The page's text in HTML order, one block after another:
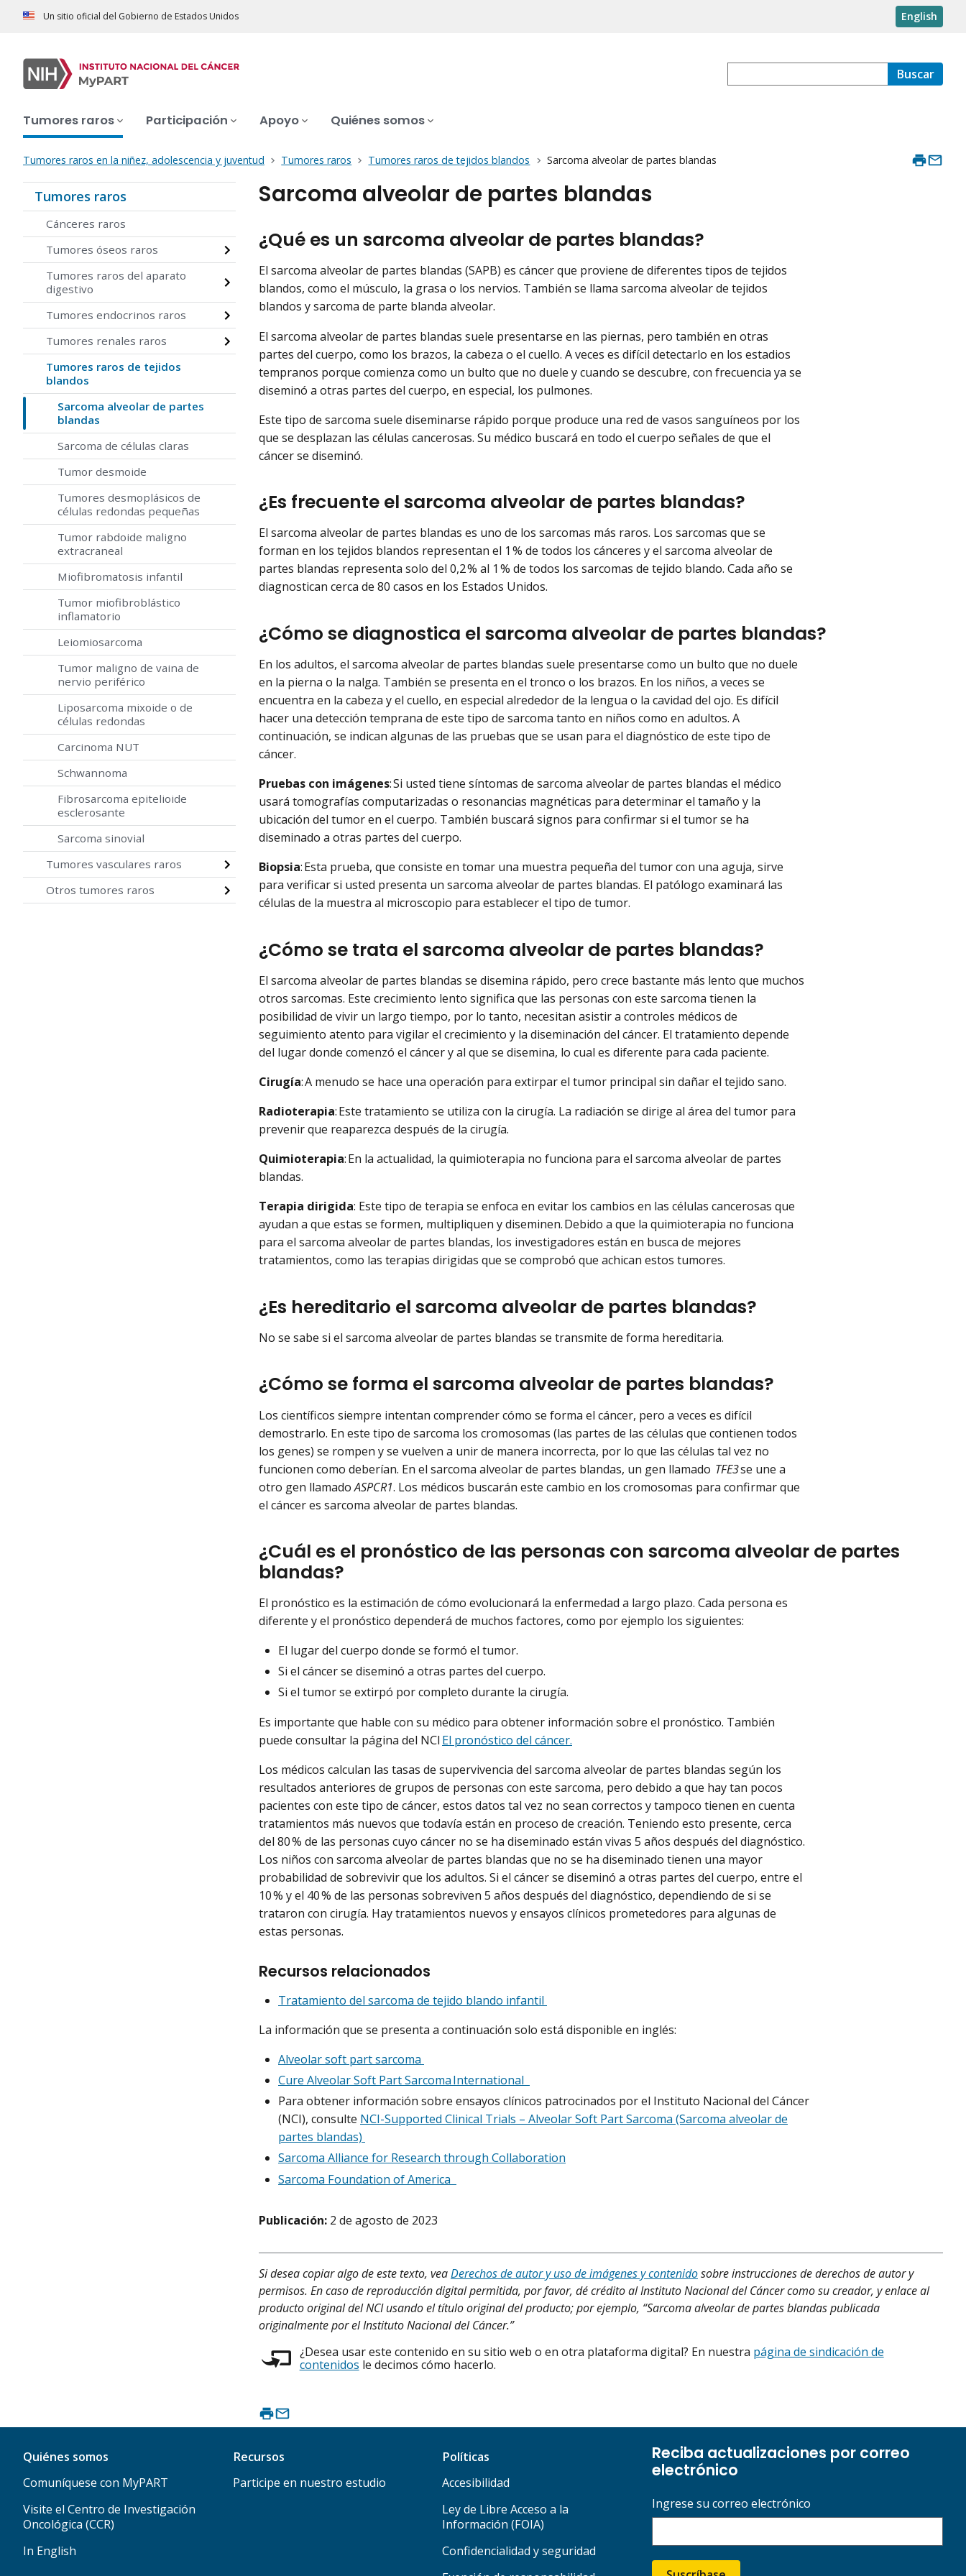
Un sitio oficial del Gobierno de Estados Unidos English
Buscar
Tumores raros Participación Apoyo Quiénes somos
Tumores raros en la niñez, adolescencia y juventud Tumores raros Tumores raros de tejidos blandos Sarcoma alveolar de partes blandas
Tumores raros
Cánceres raros
Tumores óseos raros
Tumores raros del aparato
digestivo
Tumores endocrinos raros
Tumores renales raros
Tumores raros de tejidos
blandos
Sarcoma alveolar de partes
blandas
Sarcoma de células claras
Tumor desmoide
Tumores desmoplásicos de
células redondas pequeñas
Tumor rabdoide maligno
extracraneal
Miofibromatosis infantil
Tumor miofibroblástico
inflamatorio
Leiomiosarcoma
Tumor maligno de vaina de
nervio periférico
Liposarcoma mixoide o de
células redondas
Carcinoma NUT
Schwannoma
Fibrosarcoma epitelioide
esclerosante
Sarcoma sinovial
Tumores vasculares raros
Otros tumores raros
Sarcoma alveolar de partes blandas
¿Qué es un sarcoma alveolar de partes blandas?
El sarcoma alveolar de partes blandas (SAPB) es cáncer que proviene de diferentes tipos de tejidos
blandos, como el músculo, la grasa o los nervios. También se llama sarcoma alveolar de tejidos
blandos y sarcoma de parte blanda alveolar.
El sarcoma alveolar de partes blandas suele presentarse en las piernas, pero también en otras
partes del cuerpo, como los brazos, la cabeza o el cuello. A veces es difícil detectarlo en los estadios
tempranos porque comienza como un bulto que no duele y cuando se descubre, con frecuencia ya se
diseminó a otras partes del cuerpo, en especial, los pulmones.
Este tipo de sarcoma suele diseminarse rápido porque produce una red de vasos sanguíneos por los
que se desplazan las células cancerosas. Su médico buscará en todo el cuerpo señales de que el
cáncer se diseminó.
¿Es frecuente el sarcoma alveolar de partes blandas?
El sarcoma alveolar de partes blandas es uno de los sarcomas más raros. Los sarcomas que se
forman en los tejidos blandos representan el 1 % de todos los cánceres y el sarcoma alveolar de
partes blandas representa solo del 0,2 % al 1 % de todos los sarcomas de tejido blando. Cada año se
diagnostican cerca de 80 casos en los Estados Unidos.
¿Cómo se diagnostica el sarcoma alveolar de partes blandas?
En los adultos, el sarcoma alveolar de partes blandas suele presentarse como un bulto que no duele
en la pierna o la nalga. También se presenta en el tronco o los brazos. En los niños, a veces se
encuentra en la cabeza y el cuello, en especial alrededor de la lengua o la cavidad del ojo. Es difícil
hacer una detección temprana de este tipo de sarcoma tanto en niños como en adultos. A
continuación, se indican algunas de las pruebas que se usan para el diagnóstico de este tipo de
cáncer.
Pruebas con imágenes: Si usted tiene síntomas de sarcoma alveolar de partes blandas el médico
usará tomografías computarizadas o resonancias magnéticas para determinar el tamaño y la
ubicación del tumor en el cuerpo. También buscará signos para confirmar si el tumor se ha
diseminado a otras partes del cuerpo.
Biopsia: Esta prueba, que consiste en tomar una muestra pequeña del tumor con una aguja, sirve
para verificar si usted presenta un sarcoma alveolar de partes blandas. El patólogo examinará las
células de la muestra al microscopio para establecer el tipo de tumor.
¿Cómo se trata el sarcoma alveolar de partes blandas?
El sarcoma alveolar de partes blandas se disemina rápido, pero crece bastante más lento que muchos
otros sarcomas. Este crecimiento lento significa que las personas con este sarcoma tienen la
posibilidad de vivir un largo tiempo, por lo tanto, necesitan asistir a controles médicos de
seguimiento atento para vigilar el crecimiento y la diseminación del cáncer. El tratamiento depende
del lugar donde comenzó el cáncer y al que se disemina, lo cual es diferente para cada paciente.
Cirugía: A menudo se hace una operación para extirpar el tumor principal sin dañar el tejido sano.
Radioterapia: Este tratamiento se utiliza con la cirugía. La radiación se dirige al área del tumor para
prevenir que reaparezca después de la cirugía.
Quimioterapia: En la actualidad, la quimioterapia no funciona para el sarcoma alveolar de partes
blandas.
Terapia dirigida: Este tipo de terapia se enfoca en evitar los cambios en las células cancerosas que
ayudan a que estas se formen, multipliquen y diseminen. Debido a que la quimioterapia no funciona
para el sarcoma alveolar de partes blandas, los investigadores están en busca de mejores
tratamientos, como las terapias dirigidas que se comprobó que achican estos tumores.
¿Es hereditario el sarcoma alveolar de partes blandas?
No se sabe si el sarcoma alveolar de partes blandas se transmite de forma hereditaria.
¿Cómo se forma el sarcoma alveolar de partes blandas?
Los científicos siempre intentan comprender cómo se forma el cáncer, pero a veces es difícil
demostrarlo. En este tipo de sarcoma los cromosomas (las partes de las células que contienen todos
los genes) se rompen y se vuelven a unir de manera incorrecta, por lo que las células tal vez no
funcionen como deberían. En el sarcoma alveolar de partes blandas, un gen llamado TFE3se une a
otro gen llamadoASPCR1. Los médicos buscarán este cambio en los cromosomas para confirmar que
el cáncer es sarcoma alveolar de partes blandas.
¿Cuál es el pronóstico de las personas con sarcoma alveolar de partes
blandas?
El pronóstico es la estimación de cómo evolucionará la enfermedad a largo plazo. Cada persona es
diferente y el pronóstico dependerá de muchos factores, como por ejemplo los siguientes:
El lugar del cuerpo donde se formó el tumor.
Si el cáncer se diseminó a otras partes del cuerpo.
Si el tumor se extirpó por completo durante la cirugía.
Es importante que hable con su médico para obtener información sobre el pronóstico. También
puede consultar la página del NCI El pronóstico del cáncer.
Los médicos calculan las tasas de supervivencia del sarcoma alveolar de partes blandas según los
resultados anteriores de grupos de personas con este sarcoma, pero debido a que hay tan pocos
pacientes con este tipo de cáncer, estos datos tal vez no sean correctos y tampoco tienen en cuenta
tratamientos más nuevos que todavía están en proceso de creación. Teniendo esto presente, cerca
del 80 % de las personas cuyo cáncer no se ha diseminado están vivas 5 años después del diagnóstico.
Los niños con sarcoma alveolar de partes blandas que no se ha diseminado tienen una mayor
probabilidad de sobrevivir que los adultos. Si el cáncer se diseminó a otras partes del cuerpo, entre el
10 % y el 40 % de las personas sobreviven 5 años después del diagnóstico, dependiendo de si se
trataron con cirugía. Hay tratamientos nuevos y ensayos clínicos prometedores para algunas de
estas personas.
Recursos relacionados
Tratamiento del sarcoma de tejido blando infantil
La información que se presenta a continuación solo está disponible en inglés:
Alveolar soft part sarcoma
Cure Alveolar Soft Part Sarcoma International
Para obtener información sobre ensayos clínicos patrocinados por el Instituto Nacional del Cáncer
(NCI), consulte NCI-Supported Clinical Trials – Alveolar Soft Part Sarcoma (Sarcoma alveolar de
partes blandas)
Sarcoma Alliance for Research through Collaboration
Sarcoma Foundation of America
Publicación: 2 de agosto de 2023
Si desea copiar algo de este texto, veaDerechos de autor y uso de imágenes y contenidosobre instrucciones de derechos de autor y
permisos. En caso de reproducción digital permitida, por favor, dé crédito al Instituto Nacional del Cáncer como su creador, y enlace al
producto original del NCI usando el título original del producto; por ejemplo, “Sarcoma alveolar de partes blandas publicada
originalmente por el Instituto Nacional del Cáncer.”
¿Desea usar este contenido en su sitio web o en otra plataforma digital? En nuestra página de sindicación de
contenidos le decimos cómo hacerlo.
Quiénes somos
Comuníquese con MyPART
Visite el Centro de Investigación
Oncológica (CCR)
In English
Recursos
Participe en nuestro estudio
Políticas
Accesibilidad
Ley de Libre Acceso a la
Información (FOIA)
Confidencialidad y seguridad
Reciba actualizaciones por correo
electrónico
Ingrese su correo electrónico